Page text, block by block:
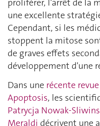
proliférer, l'arrêt de la
une excellente
Cependant, si les
stoppent la mitose
de graves effets
développement d'une
Dans une récente
Apoptosis, les
Patrycja Nowak-
Meraldi décrivent une